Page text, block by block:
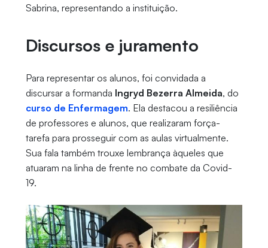
Sabrina, representando a instituição.
Discursos e juramento
Para representar os alunos, foi convidada a
discursar a formanda Ingryd Bezerra Almeida, do
curso de Enfermagem. Ela destacou a resiliência
de professores e alunos, que realizaram força-
tarefa para prosseguir com as aulas virtualmente.
Sua fala também trouxe lembrança àqueles que
atuaram na linha de frente no combate da Covid-
19.